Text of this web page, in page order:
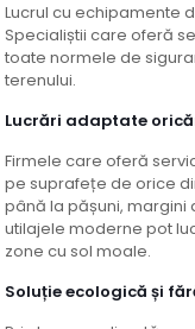
Lucrul cu echipamente
Specialiștii care oferă
toate normele de
terenului.
Lucrări adaptate
Firmele care oferă
pe suprafețe de orice
până la pășuni, margini
utilajele moderne pot
zone cu sol moale.
Soluție ecologică și